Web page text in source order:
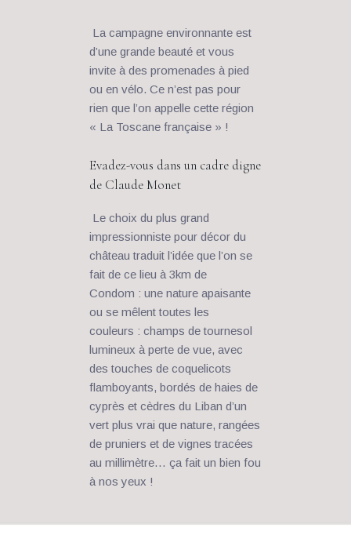
d’une grande beauté et vous
invite à des promenades à pied
ou en vélo. Ce n’est pas pour
rien que l’on appelle cette région
« La Toscane française » !
Evadez-vous dans un cadre digne
de Claude Monet
impressionniste pour décor du
château traduit l’idée que l’on se
fait de ce lieu à 3km de
Condom : une nature apaisante
ou se mêlent toutes les
couleurs : champs de tournesol
lumineux à perte de vue, avec
des touches de coquelicots
flamboyants, bordés de haies de
cyprès et cèdres du Liban d’un
vert plus vrai que nature, rangées
de pruniers et de vignes tracées
au millimètre… ça fait un bien fou
à nos yeux !